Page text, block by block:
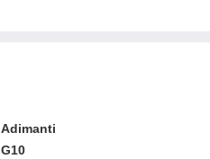
Adimanti
G10